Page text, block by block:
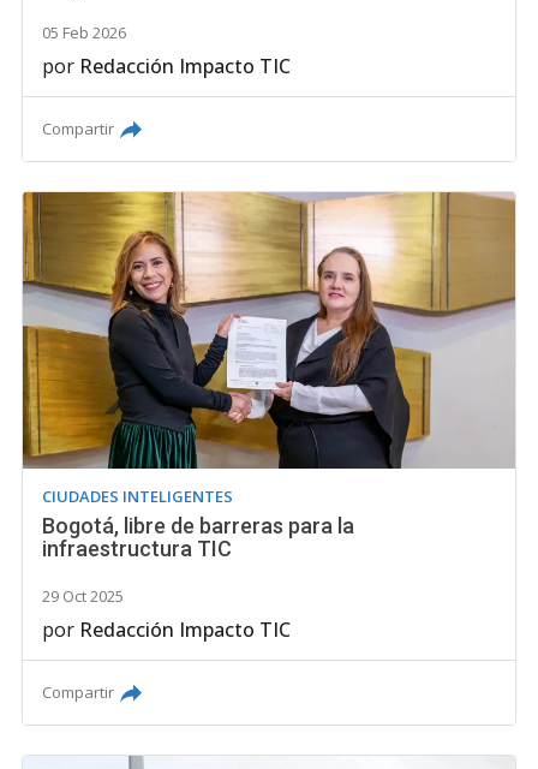
05 Feb 2026
por Redacción Impacto TIC
Compartir
CIUDADES INTELIGENTES
Bogotá, libre de barreras para la
infraestructura TIC
29 Oct 2025
por Redacción Impacto TIC
Compartir